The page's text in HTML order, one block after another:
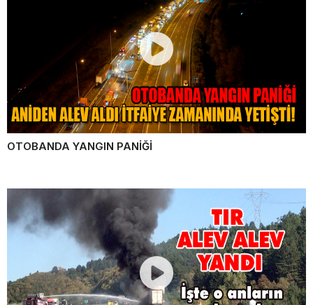
OTOBANDA YANGIN PANİĞİ